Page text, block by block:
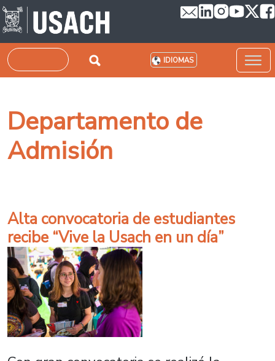
Pasar al contenido principal
Buscar IDIOMAS
Departamento de
Admisión
Alta convocatoria de estudiantes
recibe “Vive la Usach en un día”